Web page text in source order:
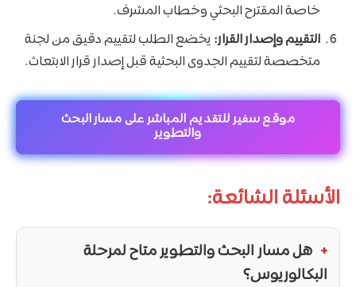
خاصة المقترح البحثي وخطاب المشرف.
التقييم وإصدار القرار: يخضع الطلب لتقييم دقيق من لجنة
متخصصة لتقييم الجدوى البحثية قبل إصدار قرار الابتعاث.
موقع سفير للتقديم المباشر على مسار البحث
والتطوير
الأسئلة الشائعة:
هل مسار البحث والتطوير متاح لمرحلة
البكالوريوس؟